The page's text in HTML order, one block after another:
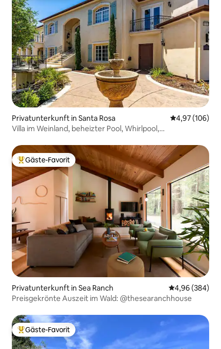
Privatunterkunft in Santa Rosa
4,97 (106)
Villa im Weinland, beheizter Pool, Whirlpool,
Beliebter Gäste-Favorit.
Gäste-Favorit
Privatunterkunft in Sea Ranch
4,96 (384)
Preisgekrönte Auszeit im Wald: @thesearanchhouse
Beliebter Gäste-Favorit.
Gäste-Favorit